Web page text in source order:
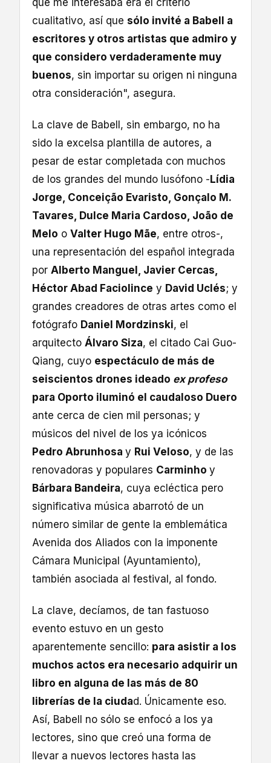
que me interesaba era el criterio
cualitativo, así que sólo invité a Babell a
escritores y otros artistas que admiro y
que considero verdaderamente muy
buenos, sin importar su origen ni ninguna
otra consideración", asegura.
La clave de Babell, sin embargo, no ha
sido la excelsa plantilla de autores, a
pesar de estar completada con muchos
de los grandes del mundo lusófono - Lídia
Jorge, Conceição Evaristo, Gonçalo M.
Tavares, Dulce Maria Cardoso, João de
Melo o Valter Hugo Mãe, entre otros-,
una representación del español integrada
por Alberto Manguel, Javier Cercas,
Héctor Abad Faciolince y David Uclés; y
grandes creadores de otras artes como el
fotógrafo Daniel Mordzinski, el
arquitecto Álvaro Siza, el citado Cai Guo-
Qiang, cuyo espectáculo de más de
seiscientos drones ideado ex profeso
para Oporto iluminó el caudaloso Duero
ante cerca de cien mil personas; y
músicos del nivel de los ya icónicos
Pedro Abrunhosa y Rui Veloso, y de las
renovadoras y populares Carminho y
Bárbara Bandeira, cuya ecléctica pero
significativa música abarrotó de un
número similar de gente la emblemática
Avenida dos Aliados con la imponente
Cámara Municipal (Ayuntamiento),
también asociada al festival, al fondo.
La clave, decíamos, de tan fastuoso
evento estuvo en un gesto
aparentemente sencillo: para asistir a los
muchos actos era necesario adquirir un
libro en alguna de las más de 80
librerías de la ciudad. Únicamente eso.
Así, Babell no sólo se enfocó a los ya
lectores, sino que creó una forma de
llevar a nuevos lectores hasta las